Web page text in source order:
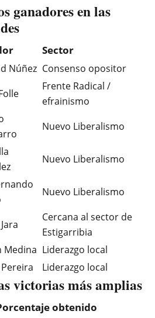
ganadores en las
Sector
Núñez Consenso opositor
Frente Radical /
efrainismo
Nuevo Liberalismo
Nuevo Liberalismo
Nuevo Liberalismo
Cercana al sector de
Estigarribia
Medina Liderazgo local
Liderazgo local
victorias más amplias
obtenido